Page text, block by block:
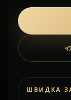
ШВИДКА